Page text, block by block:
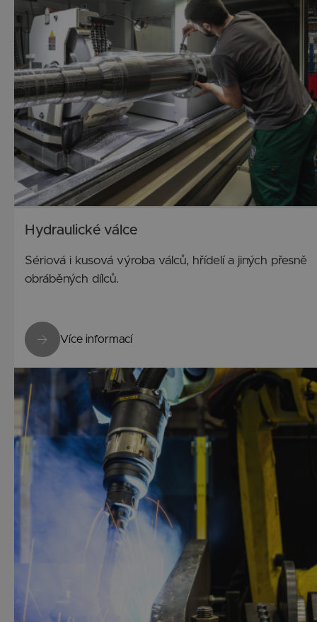
Hydraulické válce
Sériová i kusová výroba válců, hřídelí a jiných přesně
obráběných dílců.
Více informací